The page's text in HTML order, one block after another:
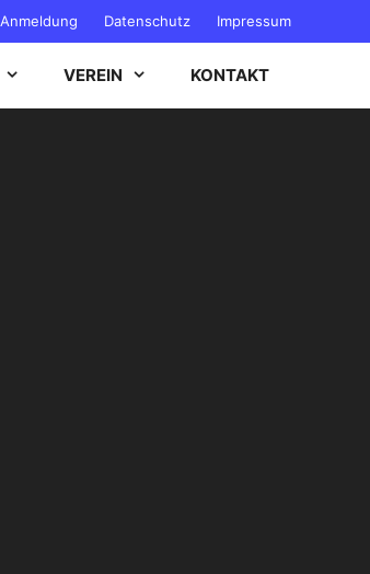
Anmeldung Datenschutz Impressum
VEREIN KONTAKT